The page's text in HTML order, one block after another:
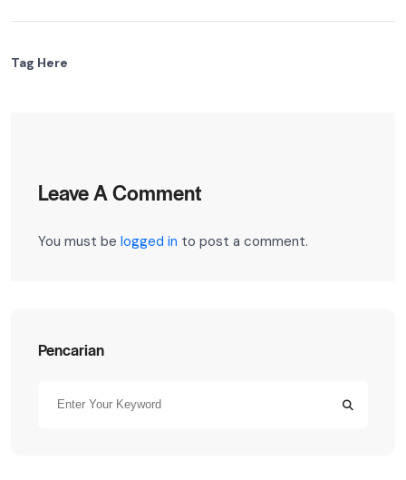
Tag Here
Leave A Comment
You must be logged in to post a comment.
Pencarian